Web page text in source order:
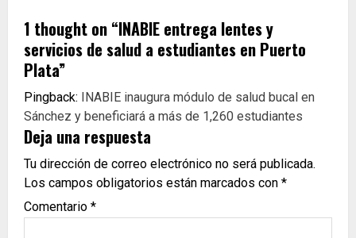
1 thought on “INABIE entrega lentes y
servicios de salud a estudiantes en Puerto
Plata”
Pingback: INABIE inaugura módulo de salud bucal en
Sánchez y beneficiará a más de 1,260 estudiantes
Deja una respuesta
Tu dirección de correo electrónico no será publicada.
Los campos obligatorios están marcados con *
Comentario *